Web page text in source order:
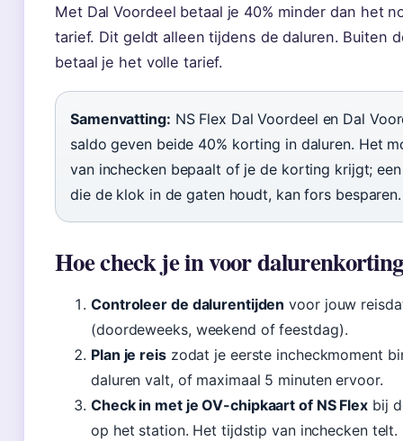
Met Dal Voordeel betaal je 40% minder dan het
tarief. Dit geldt alleen tijdens de daluren. Buiten
betaal je het volle tarief.
Samenvatting: NS Flex Dal Voordeel en Dal
saldo geven beide 40% korting in daluren. Het
van inchecken bepaalt of je de korting krijgt;
die de klok in de gaten houdt, kan fors besparen.
Hoe check je in voor
Controleer de dalurentijden voor jouw
(doordeweeks, weekend of feestdag).
Plan je reiszodat je eerste incheckmoment
daluren valt, of maximaal 5 minuten ervoor.
Check in met je OV-chipkaart of NS Flex bij
op het station. Het tijdstip van inchecken telt.